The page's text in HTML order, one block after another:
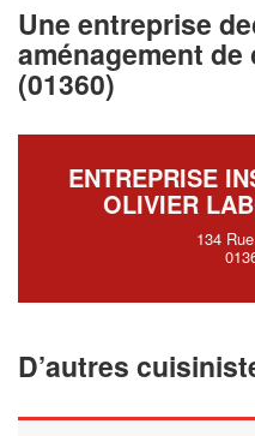
Une entreprise
aménagement
(01360)
ENTREPRISE
OLIVIER
134
D’autres
vos